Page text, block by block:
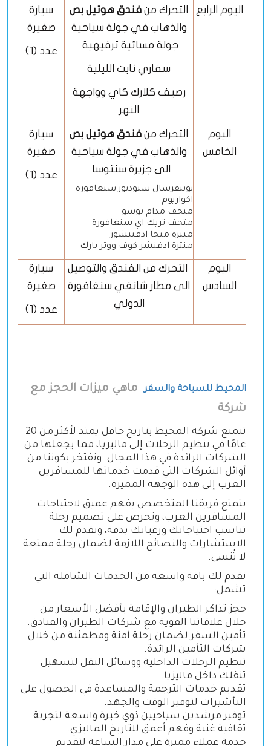
اليوم الرابع التحرك من فندق هوتيل بص
والذهاب في جولة سياحية
جولة مسائية ترفيهية
سفاري نابت الليلية
رصيف كلارك كاي وواجهة
النهر
سيارة
صغيرة
عدد (1)
اليوم
الخامس
التحرك من فندق هوتيل بص
والذهاب في جولة سياحية
الى جزيرة سنتوسا
يونيفرسال ستوديوز سنغافورة
اكواريوم
متحف مدام توسو
متحف تريك اي سنغافورة
منتزة ميجا ادفنتشور
منتزة ادفنشر كوف ووتر بارك
سيارة
صغيرة
عدد (1)
اليوم
السادس
التحرك من الفندق والتوصيل
الى مطار شانغي سنغافورة
الدولي
سيارة
صغيرة
عدد (1)
المحيط للسياحة والسفر
ماهي ميزات الحجز مع
شركة
تتمتع شركة المحيط بتاريخ حافل يمتد لأكثر من 20
عامًا في تنظيم الرحلات إلى ماليزيا، مما يجعلها من
الشركات الرائدة في هذا المجال. ونفتخر بكوننا من
أوائل الشركات التي قدمت خدماتها للمسافرين
العرب إلى هذه الوجهة المميزة.
يتمتع فريقنا المتخصص بفهم عميق لاحتياجات
المسافرين العرب، ونحرص على تصميم رحلة
تناسب احتياجاتك ورغباتك بدقة، ونقدم لك
الاستشارات والنصائح اللازمة لضمان رحلة ممتعة
لا تُنسى.
نقدم لك باقة واسعة من الخدمات الشاملة التي
تشمل:
حجز تذاكر الطيران والإقامة بأفضل الأسعار من
خلال علاقاتنا القوية مع شركات الطيران والفنادق.
تأمين السفر لضمان رحلة آمنة ومطمئنة من خلال
شركات التأمين الرائدة.
تنظيم الرحلات الداخلية ووسائل النقل لتسهيل
تنقلك داخل ماليزيا.
تقديم خدمات الترجمة والمساعدة في الحصول على
التأشيرات لتوفير الوقت والجهد.
توفير مرشدين سياحيين ذوي خبرة واسعة لتجربة
ثقافية غنية وفهم أعمق للتاريخ الماليزي.
خدمة عملاء مميزة على مدار الساعة لتقديم